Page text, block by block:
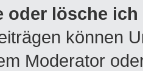
oder lösche
können
Moderator